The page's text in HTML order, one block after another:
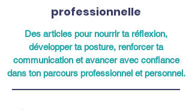
professionnelle
Des articles pour nourrir ta réflexion,
développer ta posture, renforcer ta
communication et avancer avec confiance
dans ton parcours professionnel et personnel.